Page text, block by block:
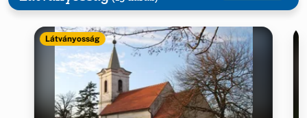
Látványosság